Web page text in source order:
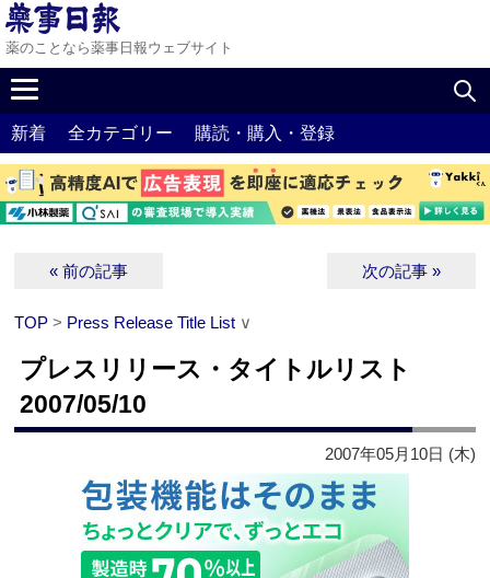
薬のことなら薬事日報ウェブサイト
新着 全カテゴリー 購読・購入・登録
« 前の記事 次の記事 »
TOP > Press Release Title List ∨
プレスリリース・タイトルリスト
2007/05/10
2007年05月10日 (木)